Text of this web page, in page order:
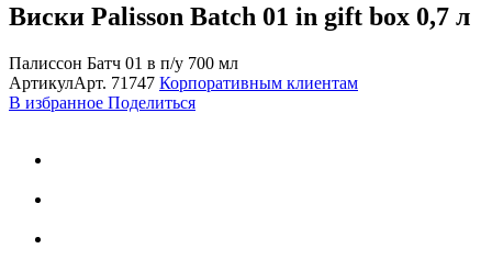
Виски Palisson Batch 01 in gift box 0,7 л
Палиссон Батч 01 в п/у 700 мл
АртикулАрт. 71747 Корпоративным клиентам
В избранное Поделиться